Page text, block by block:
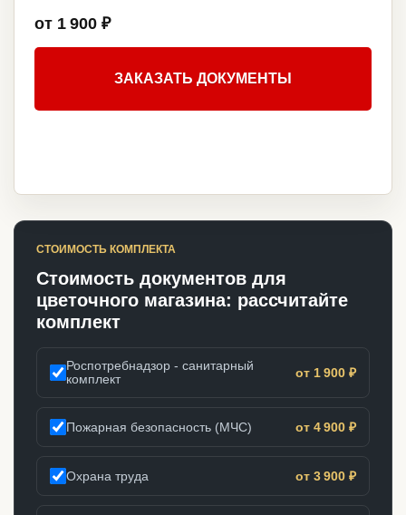
от 1 900 ₽
ЗАКАЗАТЬ ДОКУМЕНТЫ
СТОИМОСТЬ КОМПЛЕКТА
Стоимость документов для
цветочного магазина: рассчитайте
комплект
Роспотребнадзор - санитарный
комплект
от 1 900 ₽
Пожарная безопасность (МЧС) от 4 900 ₽
Охрана труда от 3 900 ₽